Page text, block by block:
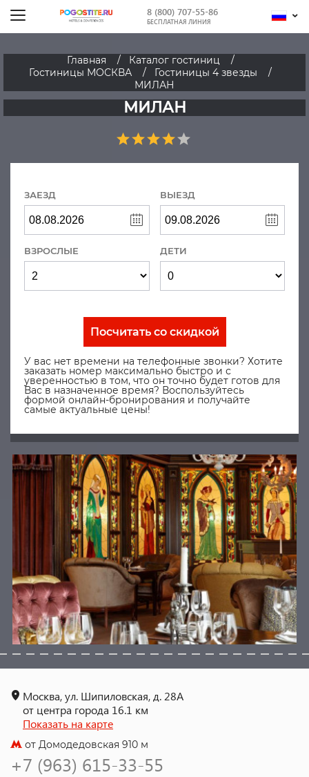
8 (800) 707-55-86
БЕСПЛАТНАЯ ЛИНИЯ
Главная
Каталог гостиниц
Гостиницы МОСКВА
Гостиницы 4 звезды
МИЛАН
МИЛАН
ЗАЕЗД ВЫЕЗД
ВЗРОСЛЫЕ ДЕТИ
Посчитать со скидкой
У вас нет времени на телефонные звонки? Хотите
заказать номер максимально быстро и с
уверенностью в том, что он точно будет готов для
Вас в назначенное время? Воспользуйтесь
формой онлайн-бронирования и получайте
самые актуальные цены!
Москва, ул. Шипиловская, д. 28А
от центра города 16.1 км
Показать на карте
от Домодедовская 910 м
+7 (963) 615-33-55